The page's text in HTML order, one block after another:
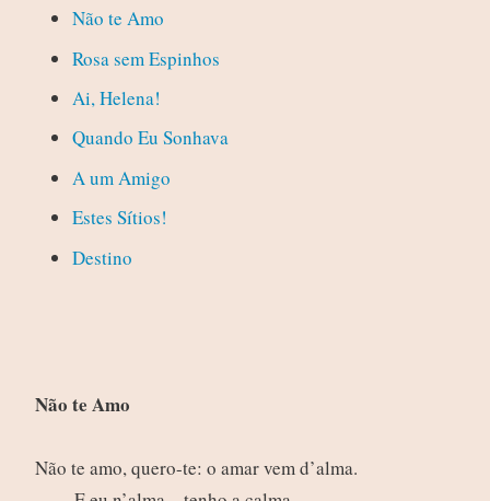
Não te Amo
Rosa sem Espinhos
Ai, Helena!
Quando Eu Sonhava
A um Amigo
Estes Sítios!
Destino
Não te Amo
Não te amo, quero-te: o amar vem d’alma.